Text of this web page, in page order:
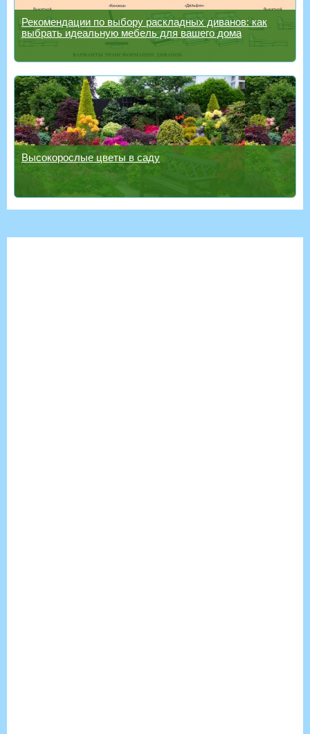
Рекомендации по выбору раскладных диванов: как
выбрать идеальную мебель для вашего дома
Высокорослые цветы в саду